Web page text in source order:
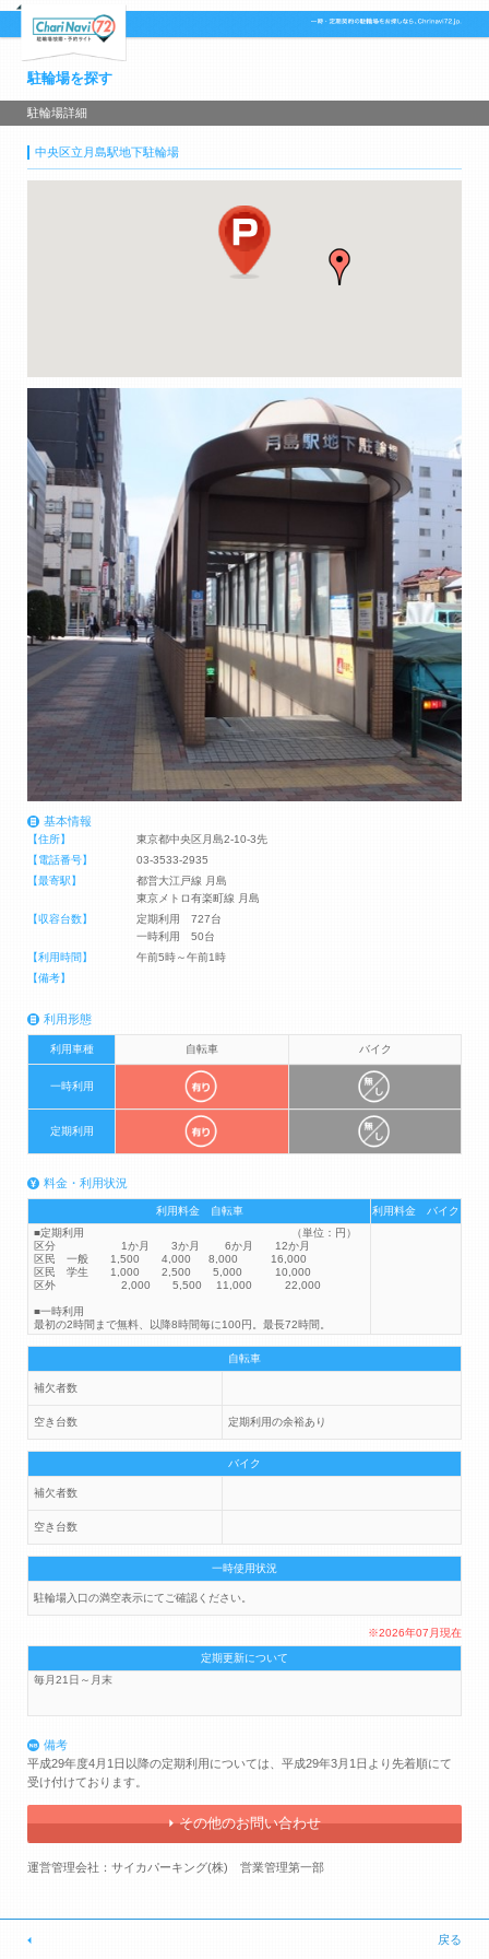
駐輪場を探す
駐輪場詳細
中央区立月島駅地下駐輪場
基本情報
【住所】
東京都中央区月島2-10-3先
【電話番号】
03-3533-2935
【最寄駅】
都営大江戸線 月島
東京メトロ有楽町線 月島
【収容台数】
定期利用 727台
一時利用 50台
【利用時間】
午前5時～午前1時
【備考】
利用形態
利用車種 自転車 バイク
一時利用
定期利用
料金・利用状況
利用料金 自転車
利用料金 バイク
■定期利用 （単位：円）
区分 1か月 3か月 6か月 12か月
区民 一般 1,500 4,000 8,000 16,000
区民 学生 1,000 2,500 5,000 10,000
区外 2,000 5,500 11,000 22,000
■一時利用
最初の2時間まで無料、以降8時間毎に100円。最長72時間。
自転車
補欠者数
空き台数 定期利用の余裕あり
バイク
補欠者数
空き台数
一時使用状況
駐輪場入口の満空表示にてご確認ください。
※2026年07月現在
定期更新について
毎月21日～月末
備考
平成29年度4月1日以降の定期利用については、平成29年3月1日より先着順にて
受け付けております。
その他のお問い合わせ
運営管理会社：サイカパーキング(株) 営業管理第一部
戻る